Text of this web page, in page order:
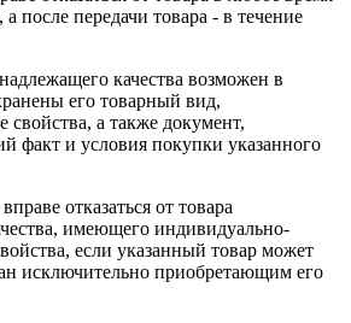
а после передачи товара - в течение
качества возможен в
его товарный вид,
свойства, а также документ,
факт и условия покупки указанного
отказаться от товара
имеющего индивидуально-
если указанный товар может
исключительно приобретающим его